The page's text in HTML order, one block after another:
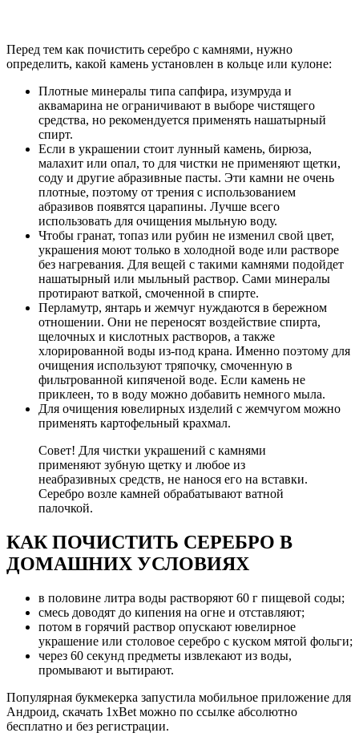
Перед тем как почистить серебро с камнями, нужно
определить, какой камень установлен в кольце или кулоне:
Плотные минералы типа сапфира, изумруда и
аквамарина не ограничивают в выборе чистящего
средства, но рекомендуется применять нашатырный
спирт.
Если в украшении стоит лунный камень, бирюза,
малахит или опал, то для чистки не применяют щетки,
соду и другие абразивные пасты. Эти камни не очень
плотные, поэтому от трения с использованием
абразивов появятся царапины. Лучше всего
использовать для очищения мыльную воду.
Чтобы гранат, топаз или рубин не изменил свой цвет,
украшения моют только в холодной воде или растворе
без нагревания. Для вещей с такими камнями подойдет
нашатырный или мыльный раствор. Сами минералы
протирают ваткой, смоченной в спирте.
Перламутр, янтарь и жемчуг нуждаются в бережном
отношении. Они не переносят воздействие спирта,
щелочных и кислотных растворов, а также
хлорированной воды из-под крана. Именно поэтому для
очищения используют тряпочку, смоченную в
фильтрованной кипяченой воде. Если камень не
приклеен, то в воду можно добавить немного мыла.
Для очищения ювелирных изделий с жемчугом можно
применять картофельный крахмал.
Совет! Для чистки украшений с камнями
применяют зубную щетку и любое из
неабразивных средств, не нанося его на вставки.
Серебро возле камней обрабатывают ватной
палочкой.
КАК ПОЧИСТИТЬ СЕРЕБРО В
ДОМАШНИХ УСЛОВИЯХ
в половине литра воды растворяют 60 г пищевой соды;
смесь доводят до кипения на огне и отставляют;
потом в горячий раствор опускают ювелирное
украшение или столовое серебро с куском мятой фольги;
через 60 секунд предметы извлекают из воды,
промывают и вытирают.
Популярная букмекерка запустила мобильное приложение для
Андроид, скачать 1xBet можно по ссылке абсолютно
бесплатно и без регистрации.